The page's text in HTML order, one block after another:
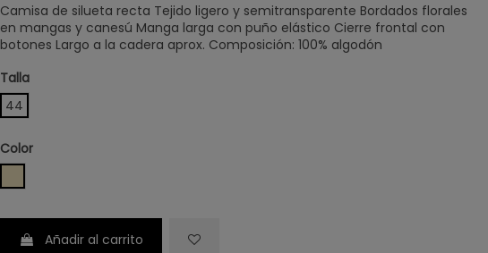
Camisa de silueta recta Tejido ligero y semitransparente Bordados florales
en mangas y canesú Manga larga con puño elástico Cierre frontal con
botones Largo a la cadera aprox. Composición: 100% algodón
Talla
44
Color
Añadir al carrito